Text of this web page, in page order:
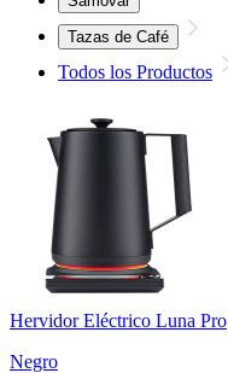
Tazas de Café
Todos los Productos
Hervidor Eléctrico Luna Pro
Negro